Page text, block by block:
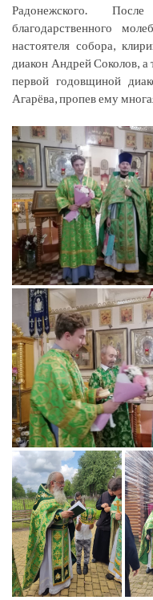
Радонежского.
благодарственного
настоятеля собора,
диакон Андрей Соколов, а
первой годовщиной
Агарёва, пропев ему